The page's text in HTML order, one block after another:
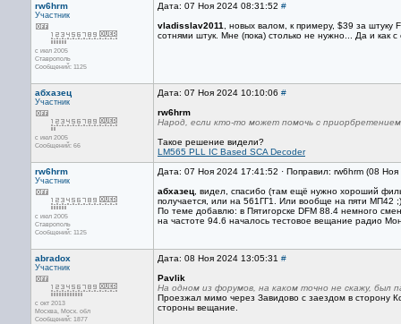
rw6hrm
Участник
с июл 2005
Ставрополь
Сообщений: 1125
Дата: 07 Ноя 2024 08:31:52 #
vladisslav2011
, новых валом, к примеру, $39 за штуку
сотнями штук. Мне (пока) столько не нужно... Да и как
абхазец
Участник
с июл 2005
Сообщений: 66
Дата: 07 Ноя 2024 10:10:06 #
rw6hrm
Народ, если кто-то может помочь с
Такое решение видели?
LM565 PLL IC Based SCA Decoder
rw6hrm
Участник
с июл 2005
Ставрополь
Сообщений: 1125
Дата: 07 Ноя 2024 17:41:52 · Поправил: rw6hrm (08
абхазец , видел, спасибо (там ещё нужно хороший
получается, или на 561ГГ1. Или вообще на пяти МП42 ;)
По теме добавлю: в Пятигорске DFM 88.4 немного
на частоте 94.6 началось тестовое вещание радио
abradox
Участник
с окт 2013
Москва, Mоск. обл
Сообщений: 1877
Дата: 08 Ноя 2024 13:05:31 #
Pavlik
На одном из форумов, на каком точно не скажу, был
Проезжал мимо через Завидово c заездом в сторону
стороны вещание.